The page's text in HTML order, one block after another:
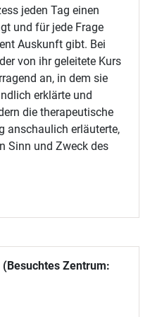
jeden Tag einen
und für jede Frage
Auskunft gibt. Bei
von ihr geleitete Kurs
an, in dem sie
erklärte und
die therapeutische
anschaulich erläuterte,
Sinn und Zweck des
Zentrum: